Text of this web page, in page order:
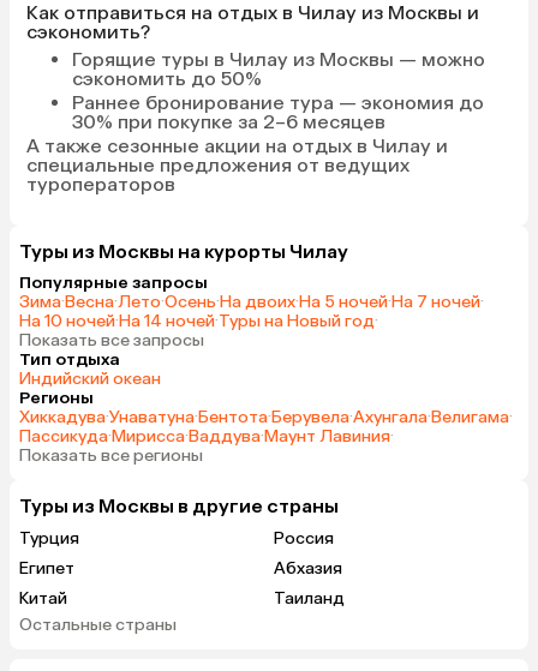
Как отправиться на отдых в Чилау из Москвы и
сэкономить?
Горящие туры в Чилау из Москвы — можно
сэкономить до 50%
Раннее бронирование тура — экономия до
30% при покупке за 2–6 месяцев
А также сезонные акции на отдых в Чилау и
специальные предложения от ведущих
туроператоров
Туры из Москвы на курорты Чилау
Популярные запросы
Зима·Весна·Лето·Осень·На двоих·На 5 ночей·На 7 ночей·
На 10 ночей·На 14 ночей·Туры на Новый год·
Показать все запросы
Тип отдыха
Индийский океан
Регионы
Хиккадува·Унаватуна·Бентота·Берувела·Ахунгала·Велигама·
Пассикуда·Мирисса·Ваддува·Маунт Лавиния·
Показать все регионы
Туры из Москвы в другие страны
Турция
Россия
Египет
Абхазия
Китай
Таиланд
Вьетнам
Остальные страны